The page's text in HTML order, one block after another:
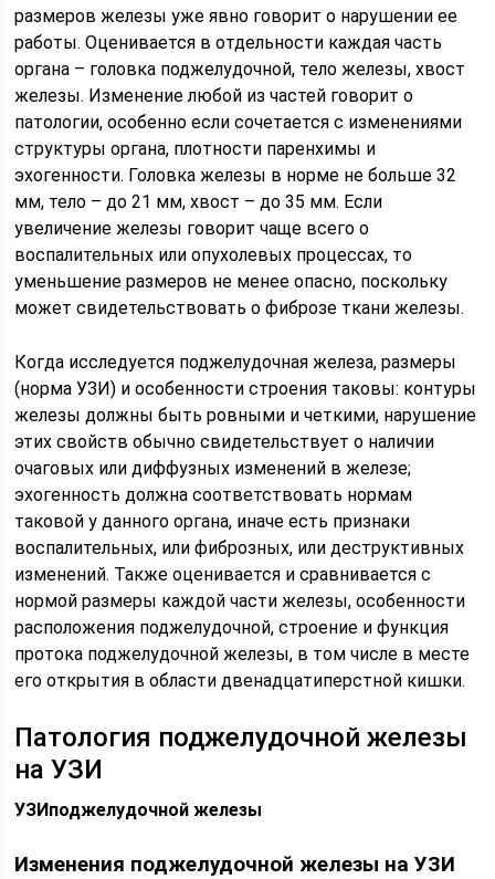
размеров железы уже явно говорит о нарушении ее
работы. Оценивается в отдельности каждая часть
органа – головка поджелудочной, тело железы, хвост
железы. Изменение любой из частей говорит о
патологии, особенно если сочетается с изменениями
структуры органа, плотности паренхимы и
эхогенности. Головка железы в норме не больше 32
мм, тело – до 21 мм, хвост – до 35 мм. Если
увеличение железы говорит чаще всего о
воспалительных или опухолевых процессах, то
уменьшение размеров не менее опасно, поскольку
может свидетельствовать о фиброзе ткани железы.
Когда исследуется поджелудочная железа, размеры
(норма УЗИ) и особенности строения таковы: контуры
железы должны быть ровными и четкими, нарушение
этих свойств обычно свидетельствует о наличии
очаговых или диффузных изменений в железе;
эхогенность должна соответствовать нормам
таковой у данного органа, иначе есть признаки
воспалительных, или фиброзных, или деструктивных
изменений. Также оценивается и сравнивается с
нормой размеры каждой части железы, особенности
расположения поджелудочной, строение и функция
протока поджелудочной железы, в том числе в месте
его открытия в области двенадцатиперстной кишки.
Патология поджелудочной железы
на УЗИ
УЗИ поджелудочной железы
Изменения поджелудочной железы на УЗИ